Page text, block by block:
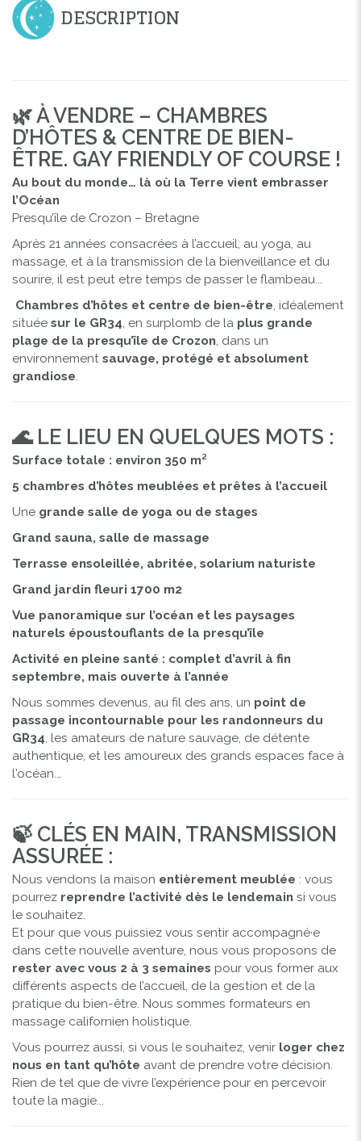
DESCRIPTION
🌿 À VENDRE – CHAMBRES
D’HÔTES & CENTRE DE BIEN-
ÊTRE. GAY FRIENDLY OF COURSE !
Au bout du monde… là où la Terre vient embrasser
l’Océan
Presqu’île de Crozon – Bretagne
Après 21 années consacrées à l’accueil, au yoga, au
massage, et à la transmission de la bienveillance et du
sourire, il est peut etre temps de passer le flambeau...
Chambres d’hôtes et centre de bien-être, idéalement
située sur le GR34, en surplomb de la plus grande
plage de la presqu’île de Crozon, dans un
environnement sauvage, protégé et absolument
grandiose.
🌊 LE LIEU EN QUELQUES MOTS :
Surface totale : environ 350 m²
5 chambres d’hôtes meublées et prêtes à l’accueil
Une grande salle de yoga ou de stages
Grand sauna, salle de massage
Terrasse ensoleillée, abritée, solarium naturiste
Grand jardin fleuri 1700 m2
Vue panoramique sur l’océan et les paysages
naturels époustouflants de la presqu’île
Activité en pleine santé : complet d’avril à fin
septembre, mais ouverte à l’année
Nous sommes devenus, au fil des ans, un point de
passage incontournable pour les randonneurs du
GR34, les amateurs de nature sauvage, de détente
authentique, et les amoureux des grands espaces face à
l'océan.…
🍃 CLÉS EN MAIN, TRANSMISSION
ASSURÉE :
Nous vendons la maison entièrement meublée : vous
pourrez reprendre l’activité dès le lendemain si vous
le souhaitez.
Et pour que vous puissiez vous sentir accompagné·e
dans cette nouvelle aventure, nous vous proposons de
rester avec vous 2 à 3 semaines pour vous former aux
différents aspects de l’accueil, de la gestion et de la
pratique du bien-être. Nous sommes formateurs en
massage californien holistique.
Vous pourrez aussi, si vous le souhaitez, venir loger chez
nous en tant qu’hôte avant de prendre votre décision.
Rien de tel que de vivre l’expérience pour en percevoir
toute la magie...